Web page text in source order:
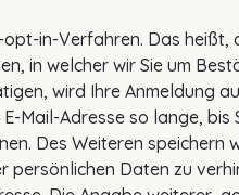
in-Verfahren. Das heißt,
in welcher wir Sie um
wird Ihre Anmeldung
Mail-Adresse so lange,
Des Weiteren speichern
persönlichen Daten zu